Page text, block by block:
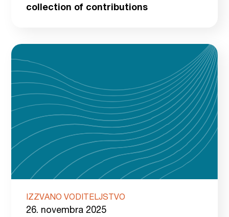
collection of contributions
IZZVANO VODITELJSTVO
26. novembra 2025